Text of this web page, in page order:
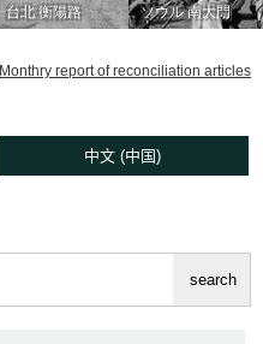
台北 衡陽路
台北 衡陽路
ソウル 南大門
ソウル 南大門
Monthry report of reconciliation articles
中文 (中国)